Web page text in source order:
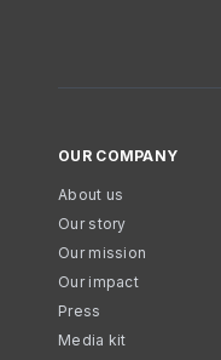
OUR COMPANY
About us
Our story
Our mission
Our impact
Press
Media kit